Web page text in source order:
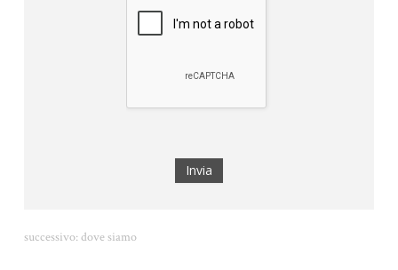
successivo: dove siamo